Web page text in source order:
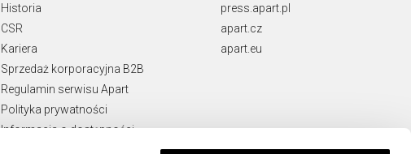
Historia
CSR
Kariera
Sprzedaż korporacyjna B2B
Regulamin serwisu Apart
Polityka prywatności
Informacja o dostępności
press.apart.pl
apart.cz
apart.eu